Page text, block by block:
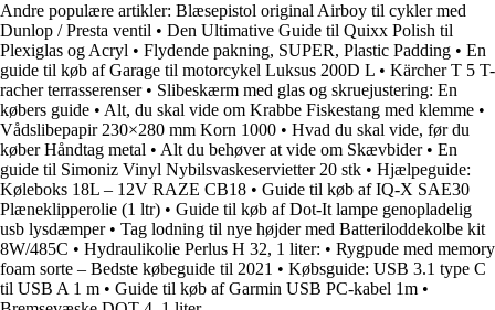
Andre populære artikler: Blæsepistol original Airboy til cykler med
Dunlop / Presta ventil • Den Ultimative Guide til Quixx Polish til
Plexiglas og Acryl • Flydende pakning, SUPER, Plastic Padding • En
guide til køb af Garage til motorcykel Luksus 200D L • Kärcher T 5 T-
racher terrasserenser• Slibeskærm med glas og skruejustering: En
købers guide • Alt, du skal vide om Krabbe Fiskestang med klemme •
Vådslibepapir 230×280 mm Korn 1000 • Hvad du skal vide, før du
køber Håndtag metal • Alt du behøver at vide om Skævbider• En
guide til Simoniz Vinyl Nybilsvaskeservietter 20 stk • Hjælpeguide:
Køleboks 18L – 12V RAZE CB18 • Guide til køb af IQ-X SAE30
Plæneklipperolie (1 ltr) • Guide til køb af Dot-It lampe genopladelig
usb lysdæmper• Tag lodning til nye højder med Batteriloddekolbe kit
8W/485C • Hydraulikolie Perlus H 32, 1 liter: • Rygpude med memory
foam sorte – Bedste købeguide til 2021 • Købsguide: USB 3.1 type C
til USB A 1 m • Guide til køb af Garmin USB PC-kabel 1m •